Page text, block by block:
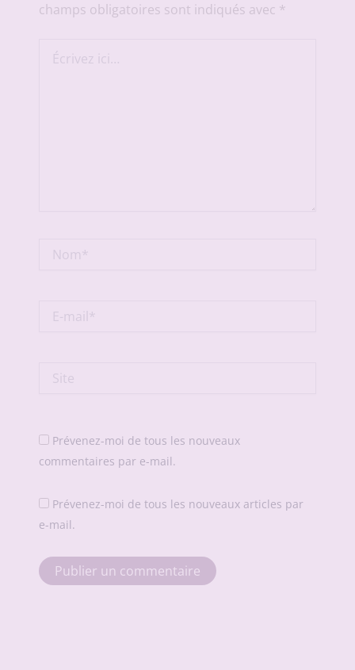
champs obligatoires sont indiqués avec *
ici…
mail*
Prévenez-moi de tous les nouveaux
commentaires par e-mail.
Prévenez-moi de tous les nouveaux articles par
e-mail.